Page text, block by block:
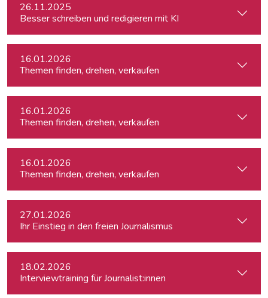
26.11.2025
Besser schreiben und redigieren mit KI
16.01.2026
Themen finden, drehen, verkaufen
16.01.2026
Themen finden, drehen, verkaufen
16.01.2026
Themen finden, drehen, verkaufen
27.01.2026
Ihr Einstieg in den freien Journalismus
18.02.2026
Interviewtraining für Journalist:innen